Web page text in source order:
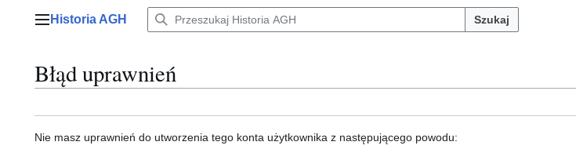
Menu główne
Historia AGH Szukaj
Błąd uprawnień
Nie masz uprawnień do utworzenia tego konta użytkownika z następującego powodu: